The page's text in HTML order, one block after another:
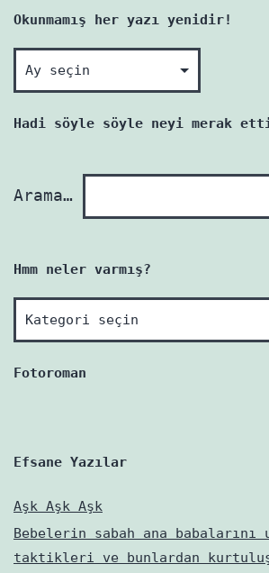
Okunmamış her yazı yenidir!
Okunmamış
her
yazı
Hadi söyle söyle neyi merak
Arama…
Hmm neler varmış?
Hmm
neler
varmış?
Fotoroman
Efsane Yazılar
Aşk Aşk Aşk
Bebelerin sabah ana babalarını
taktikleri ve bunlardan